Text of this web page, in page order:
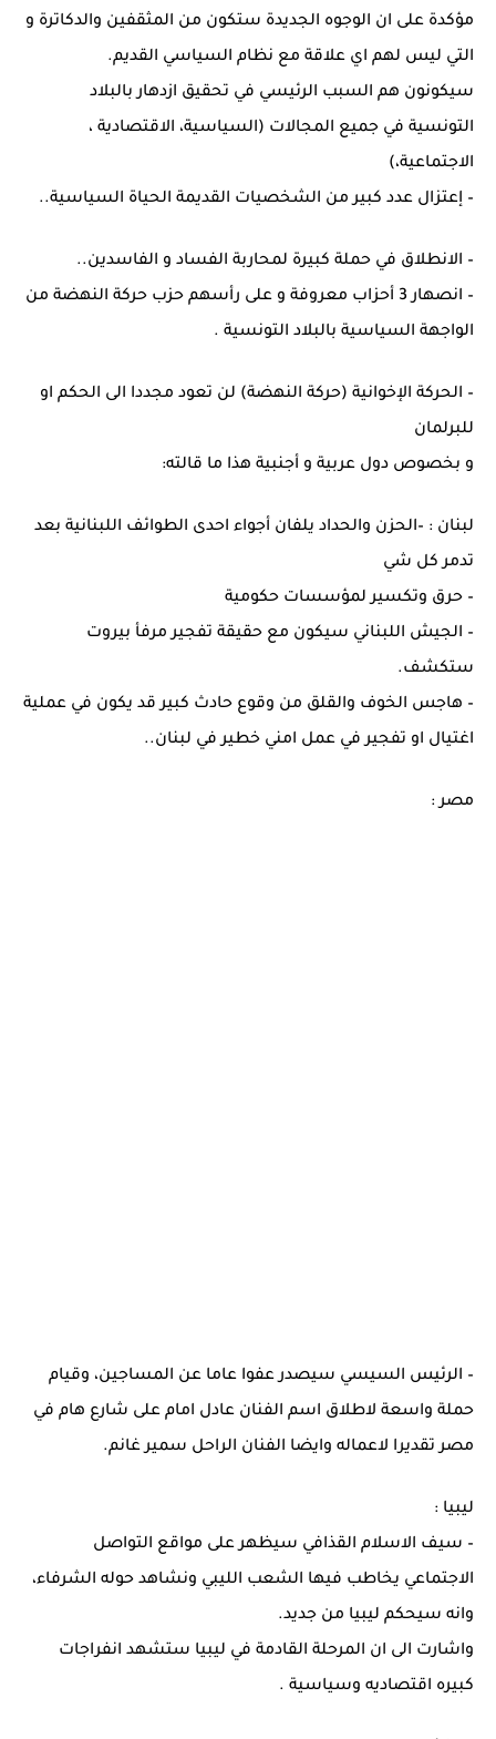
مؤكدة على ان الوجوه الجديدة ستكون من المثقفين والدكاترة و
التي ليس لهم اي علاقة مع نظام السياسي القديم.
سيكونون هم السبب الرئيسي في تحقيق ازدهار بالبلاد
التونسية في جميع المجالات (السياسية، الاقتصادية ،
الاجتماعية،)
– إعتزال عدد كبير من الشخصيات القديمة الحياة السياسية..
– الانطلاق في حملة كبيرة لمحاربة الفساد و الفاسدين..
– انصهار 3 أحزاب معروفة و على رأسهم حزب حركة النهضة من
الواجهة السياسية بالبلاد التونسية .
– الحركة الإخوانية (حركة النهضة) لن تعود مجددا الى الحكم او
للبرلمان
و بخصوص دول عربية و أجنبية هذا ما قالته:
لبنان : –الحزن والحداد يلفان أجواء احدى الطوائف اللبنانية بعد
تدمر كل شي
– حرق وتكسير لمؤسسات حكومية
– الجيش اللبناني سيكون مع حقيقة تفجير مرفأ بيروت
ستكشف.
– هاجس الخوف والقلق من وقوع حادث كبير قد يكون في عملية
اغتيال او تفجير في عمل امني خطير في لبنان..
مصر :
– الرئيس السيسي سيصدر عفوا عاما عن المساجين، وقيام
حملة واسعة لاطلاق اسم الفنان عادل امام على شارع هام في
مصر تقديرا لاعماله وايضا الفنان الراحل سمير غانم.
ليبيا :
– سيف الاسلام القذافي سيظهر على مواقع التواصل
الاجتماعي يخاطب فيها الشعب الليبي ونشاهد حوله الشرفاء،
وانه سيحكم ليبيا من جديد.
واشارت الى ان المرحلة القادمة في ليبيا ستشهد انفراجات
كبيره اقتصاديه وسياسية .